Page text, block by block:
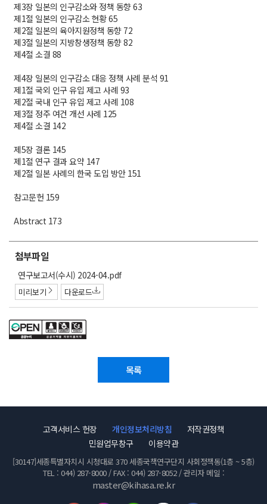
제3장 일본의 인구감소와 정책 동향 63
제1절 일본의 인구감소 현황 65
제2절 일본의 육아지원정책 동향 72
제3절 일본의 지방창생정책 동향 82
제4절 소결 88
제4장 일본의 인구감소 대응 정책 사례 분석 91
제1절 국외 인구 유입 제고 사례 93
제2절 국내 인구 유입 제고 사례 108
제3절 정주 여건 개선 사례 125
제4절 소결 142
제5장 결론 145
제1절 연구 결과 요약 147
제2절 일본 사례의 한국 도입 방안 151
참고문헌 159
Abstract 173
첨부파일
첨
부
파
연구보고서(수시) 2024-04.pdf
미리보기 다운로드
목록
고객서비스 헌장 개인정보처리방침
저작권정책
민원업무창구
이용약관
[30147]세종특별자치시 시청대로 370 세종국책연구단지 사회정책동(1층 ~ 5층)
TEL : 044) 287-8000 / FAX : 044) 287-8052 / 관리자 메일 :
master@kihasa.re.kr